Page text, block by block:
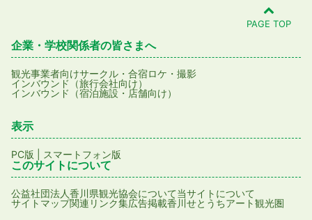
PAGE TOP
企業・学校関係者の皆さまへ
観光事業者向けサークル・合宿ロケ・撮影
インバウンド（旅行会社向け）
インバウンド（宿泊施設・店舗向け）
表示
PC版 スマートフォン版
このサイトについて
公益社団法人香川県観光協会について当サイトについて
サイトマップ関連リンク集広告掲載香川せとうちアート観光圏